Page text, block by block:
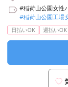
#稲荷山公園女性
#稲荷山公園工場
日払いOK 週払いOK